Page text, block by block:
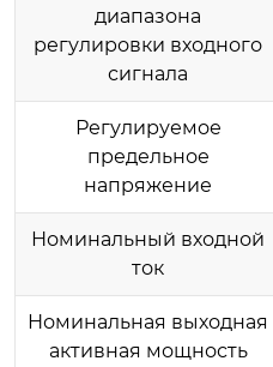
диапазона
регулировки входного
сигнала
Регулируемое
предельное
напряжение
Номинальный входной
ток
Номинальная выходная
активная мощность